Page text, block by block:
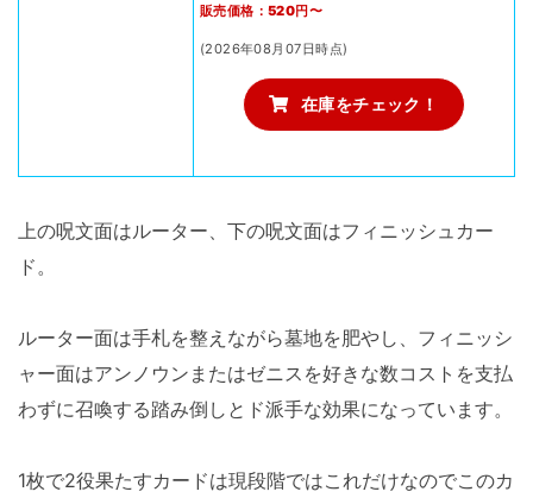
販売価格：520円〜
(2026年08月07日時点)
在庫をチェック！
上の呪文面はルーター、下の呪文面はフィニッシュカー
ド。
ルーター面は手札を整えながら墓地を肥やし、フィニッシ
ャー面はアンノウンまたはゼニスを好きな数コストを支払
わずに召喚する踏み倒しとド派手な効果になっています。
1枚で2役果たすカードは現段階ではこれだけなのでこのカ